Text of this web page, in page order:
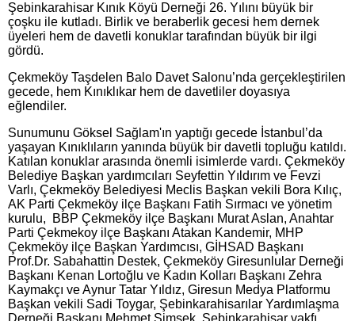
Şebinkarahisar Kınık Köyü Derneği 26. Yılını büyük bir
çoşku ile kutladı. Birlik ve beraberlik gecesi hem dernek
üyeleri hem de davetli konuklar tarafından büyük bir ilgi
gördü.
Çekmeköy Taşdelen Balo Davet Salonu’nda gerçekleştirilen
gecede, hem Kınıklıkar hem de davetliler doyasıya
eğlendiler.
Sunumunu Göksel Sağlam'ın yaptığı gecede İstanbul’da
yaşayan Kınıklıların yanında büyük bir davetli topluğu katıldı.
Katılan konuklar arasında önemli isimlerde vardı. Çekmeköy
Belediye Başkan yardımcıları Seyfettin Yıldırım ve Fevzi
Varlı, Çekmeköy Belediyesi Meclis Başkan vekili Bora Kılıç,
AK Parti Çekmeköy ilçe Başkanı Fatih Sırmacı ve yönetim
kurulu, BBP Çekmeköy ilçe Başkanı Murat Aslan, Anahtar
Parti Çekmekoy ilçe Başkanı Atakan Kandemir, MHP
Çekmeköy ilçe Başkan Yardımcısı, GİHSAD Başkanı
Prof.Dr. Sabahattin Destek, Çekmeköy Giresunlular Derneği
Başkanı Kenan Lortoğlu ve Kadın Kolları Başkanı Zehra
Kaymakçı ve Aynur Tatar Yıldız, Giresun Medya Platformu
Başkan vekili Sadi Toygar, Şebinkarahisarılar Yardımlaşma
Derneği Başkanı Mehmet Şimşek, Şebinkarahisar vakfı